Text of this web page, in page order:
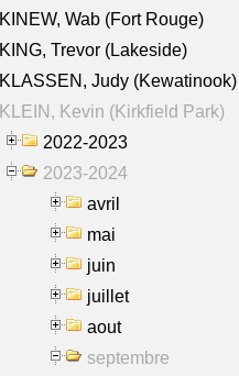
KINEW, Wab (Fort Rouge)
KING, Trevor (Lakeside)
KLASSEN, Judy (Kewatinook)
KLEIN, Kevin (Kirkfield Park)
2022-2023
2023-2024
avril
mai
juin
juillet
aout
septembre